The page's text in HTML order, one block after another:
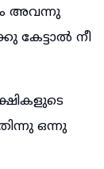
അവന്നു
കേട്ടാൽ നീ
ഒന്നു